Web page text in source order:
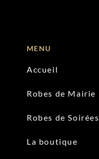
MENU
Accueil
Robes de Mairie
Robes de Soirées
La boutique